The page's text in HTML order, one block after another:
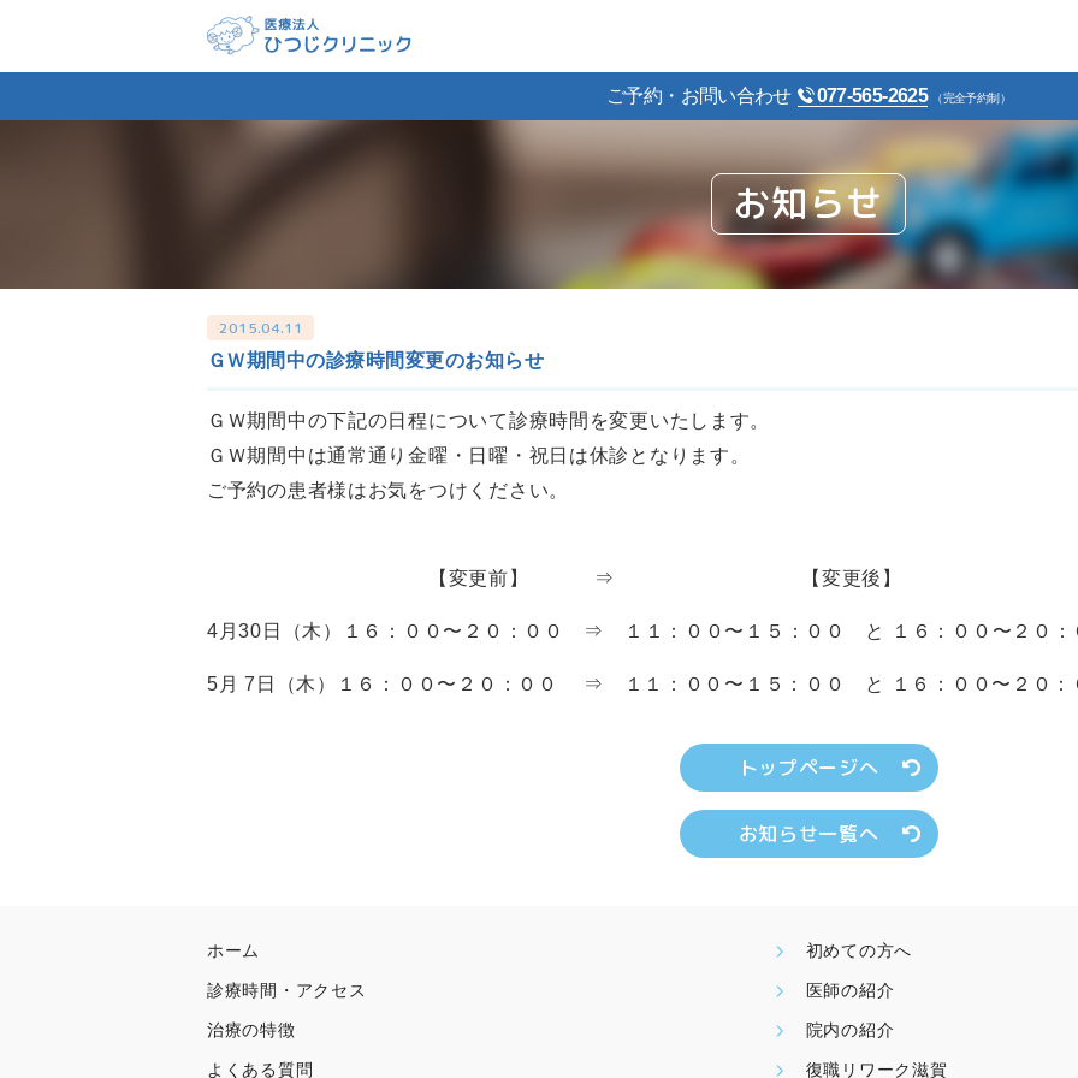
ご予約・お問い合わせ 077-565-2625 （完全予約制）
お知らせ
2015.04.11
ＧＷ期間中の診療時間変更のお知らせ
ＧＷ期間中の下記の日程について診療時間を変更いたします。
ＧＷ期間中は通常通り金曜・日曜・祝日は休診となります。
ご予約の患者様はお気をつけください。
【変更前】 ⇒ 【変更後】
4月30日（木）１６：００〜２０：００ ⇒ １１：００〜１５：００ と １６：００〜２０：
5月 7日（木）１６：００〜２０：００ ⇒ １１：００〜１５：００ と １６：００〜２０：
トップページへ
お知らせ一覧へ
ホーム 初めての方へ
診療時間・アクセス 医師の紹介
治療の特徴 院内の紹介
よくある質問 復職リワーク滋賀